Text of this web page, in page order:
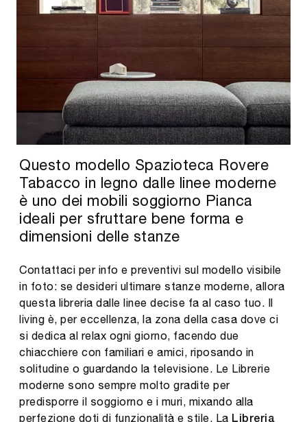
Questo modello Spazioteca Rovere
Tabacco in legno dalle linee moderne
è uno dei mobili soggiorno Pianca
ideali per sfruttare bene forma e
dimensioni delle stanze
Contattaci per info e preventivi sul modello visibile
in foto: se desideri ultimare stanze moderne, allora
questa libreria dalle linee decise fa al caso tuo. Il
living è, per eccellenza, la zona della casa dove ci
si dedica al relax ogni giorno, facendo due
chiacchiere con familiari e amici, riposando in
solitudine o guardando la televisione. Le Librerie
moderne sono sempre molto gradite per
predisporre il soggiorno e i muri, mixando alla
perfezione doti di funzionalità e stile. La Libreria